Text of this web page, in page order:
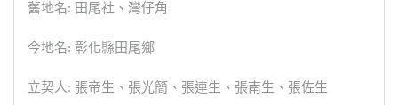
舊地名: 田尾社、灣仔角
今地名: 彰化縣田尾鄉
立契人: 張帝生、張光簡、張連生、張南生、張佐生